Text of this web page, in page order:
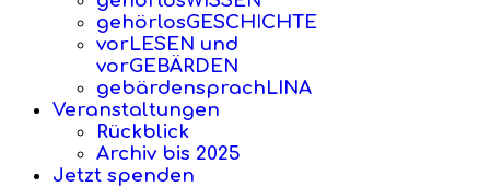
gehörlosGESCHICHTE
vorLESEN und
vorGEBÄRDEN
gebärdensprachLINA
Veranstaltungen
Rückblick
Archiv bis 2025
Jetzt spenden